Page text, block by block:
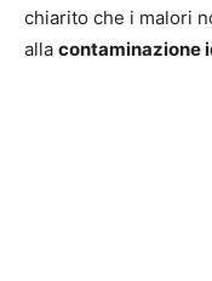
chiarito che i malori
alla contaminazione